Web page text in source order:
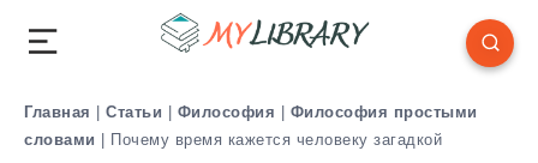
Главная | Статьи | Философия | Философия простыми
словами | Почему время кажется человеку загадкой